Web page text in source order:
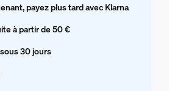
payez plus tard avec Klarna
à partir de 50 €
30 jours